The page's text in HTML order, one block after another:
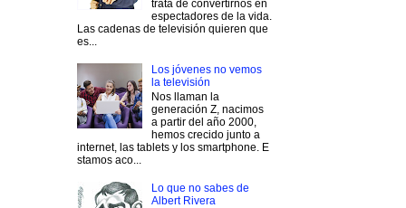
trata de convertirnos en
espectadores de la vida.
Las cadenas de televisión quieren que
es...
Los jóvenes no vemos
la televisión
Nos llaman la
generación Z, nacimos
a partir del año 2000,
hemos crecido junto a
internet, las tablets y los smartphone. E
stamos aco...
Lo que no sabes de
Albert Rivera